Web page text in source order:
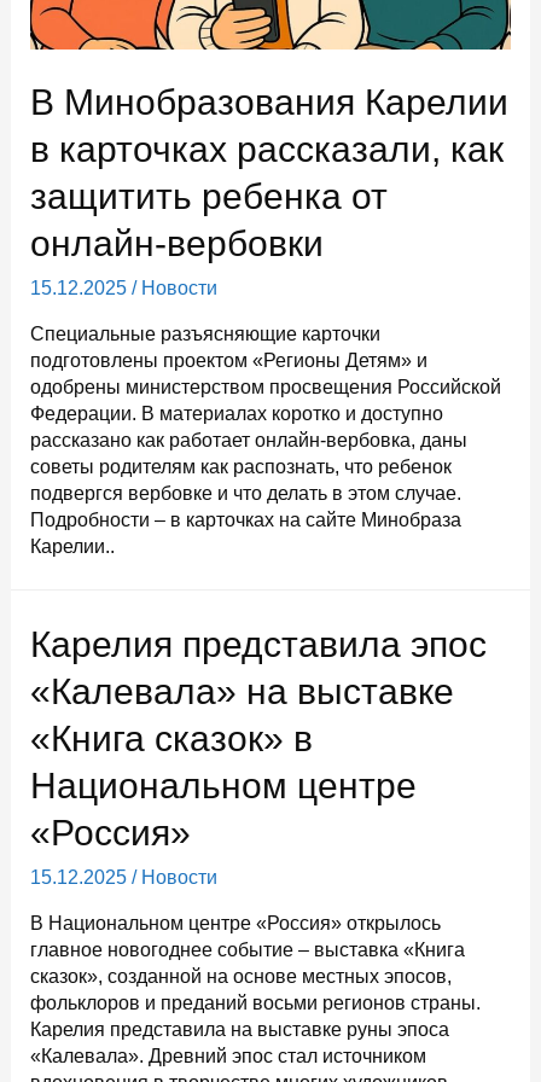
В Минобразования Карелии
в карточках рассказали, как
защитить ребенка от
онлайн-вербовки
15.12.2025/ Новости
Специальные разъясняющие карточки
подготовлены проектом «Регионы Детям» и
одобрены министерством просвещения Российской
Федерации. В материалах коротко и доступно
рассказано как работает онлайн-вербовка, даны
советы родителям как распознать, что ребенок
подвергся вербовке и что делать в этом случае.
Подробности – в карточках на сайте Минобраза
Карелии..
Карелия представила эпос
«Калевала» на выставке
«Книга сказок» в
Национальном центре
«Россия»
15.12.2025/ Новости
В Национальном центре «Россия» открылось
главное новогоднее событие – выставка «Книга
сказок», созданной на основе местных эпосов,
фольклоров и преданий восьми регионов страны.
Карелия представила на выставке руны эпоса
«Калевала». Древний эпос стал источником